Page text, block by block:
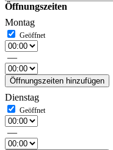
Öffnungszeiten
Montag
—
Öffnungszeiten hinzufügen
Dienstag
—